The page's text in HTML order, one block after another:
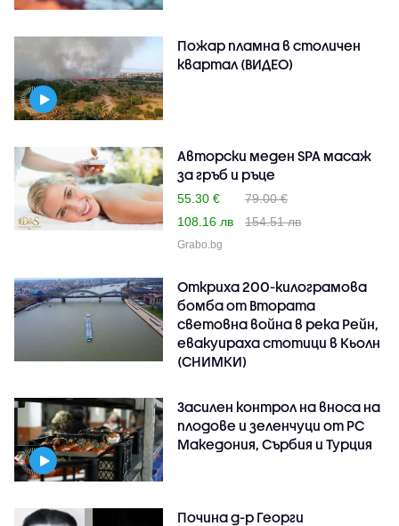
Пожар пламна в столичен
квартал (ВИДЕО)
Авторски меден SPA масаж
за гръб и ръце
55.30 €
79.00 €
108.16 лв
154.51 лв
Grabo.bg
Откриха 200-килограмова
бомба от Втората
световна война в река Рейн,
евакуираха стотици в Кьолн
(СНИМКИ)
Засилен контрол на вноса на
плодове и зеленчуци от РС
Македония, Сърбия и Турция
Почина д-р Георги